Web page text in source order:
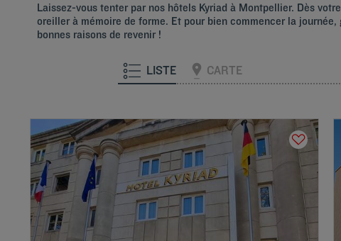
Laissez-vous tenter par nos hôtels Kyriad à Montpellier. Dès
oreiller à mémoire de forme. Et pour bien commencer la
bonnes raisons de revenir !
LISTE CARTE